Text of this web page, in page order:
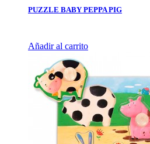
PUZZLE BABY PEPPA PIG
Añadir al carrito